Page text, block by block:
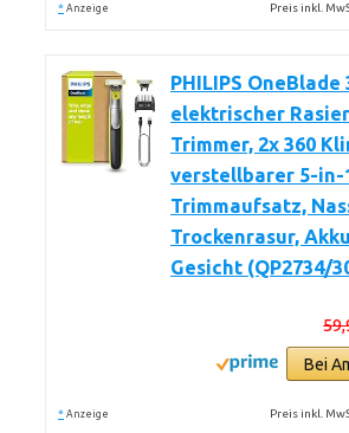
* Anzeige Preis inkl.
PHILIPS OneBlade
elektrischer
Trimmer, 2x 360
verstellbarer 5-in-
Trimmaufsatz,
Trockenrasur,
Gesicht (QP2734/
Bei
* Anzeige Preis inkl.